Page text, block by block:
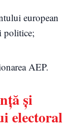
european
politice;
AEP.
și
electoral